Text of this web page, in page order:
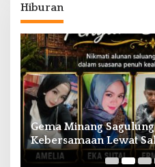
Hiburan
Gema Minang
Kebersamaan Lewat